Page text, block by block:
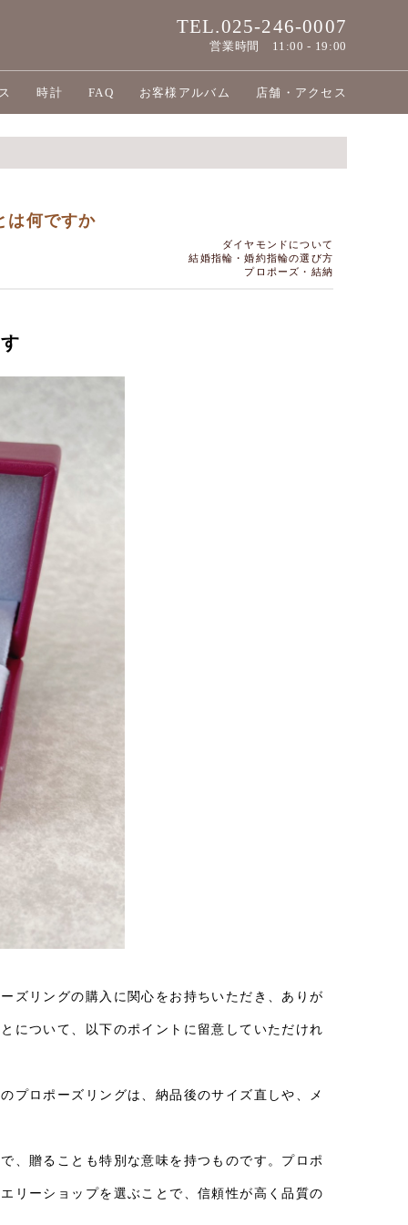
TEL.025-246-0007
営業時間 11:00 - 19:00
時計 FAQ お客様アルバム 店舗・アクセス
は何ですか
ダイヤモンドについて
結婚指輪・婚約指輪の選び方
プロポーズ・結納
ズリングの購入に関心をお持ちいただき、ありが
について、以下のポイントに留意していただけれ
プロポーズリングは、納品後のサイズ直しや、メ
、贈ることも特別な意味を持つものです。プロポ
リーショップを選ぶことで、信頼性が高く品質の